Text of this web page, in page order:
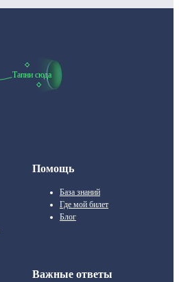
Тапни сюда
Помощь
База знаний
Где мой билет
Блог
Важные ответы